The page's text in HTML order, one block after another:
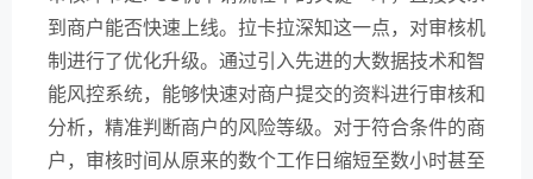
到商户能否快速上线。拉卡拉深知这一点，对审核机
制进行了优化升级。通过引入先进的大数据技术和智
能风控系统，能够快速对商户提交的资料进行审核和
分析，精准判断商户的风险等级。对于符合条件的商
户，审核时间从原来的数个工作日缩短至数小时甚至